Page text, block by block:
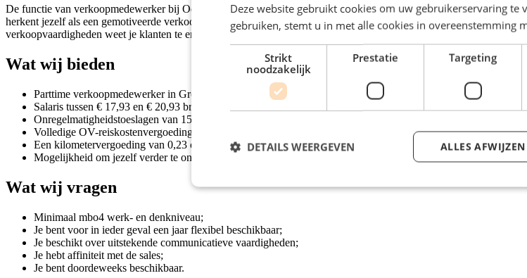
De functie van verkoopmedewerker bij Odido in Groningen betreft een parttime dienstverband van16 uurper week.
herkent jezelf als een gemotiveerde verkoopmedewerker met uitstekende communicatieve vaardigheden. Je bent
verkoopvaardigheden weet je klanten te enthousiasmeren en te overtuigen. Daarnaast werk je zowel zelfstandig als
Wat wij bieden
Parttime verkoopmedewerker in Groningen bij Odido;
Salaris tussen € 17,93 en € 20,93 bruto per uur;
Onregelmatigheidstoeslagen van 150% op zondagen en 120% op koopavonden;
Volledige OV-reiskostenvergoeding;
Een kilometervergoeding van 0,23 cent per kilometer tot een maximale afstand van 30 kilometer enkele reis;
Mogelijkheid om jezelf verder te ontwikkelen via trainingen en cursussen.
Wat wij vragen
Minimaal mbo4 werk- en denkniveau;
Je bent voor in ieder geval een jaar flexibel beschikbaar;
Je beschikt over uitstekende communicatieve vaardigheden;
Je hebt affiniteit met de sales;
Je bent doordeweeks beschikbaar.
Deze website gebruikt cookies om uw gebruikerservaring te
gebruiken, stemt u in met alle cookies in overeenstemming
Strikt
noodzakelijk
Prestatie Targeting
ALLES AFWIJZEN
DETAILS WEERGEVEN